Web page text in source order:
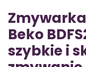
Beko
szybkie i